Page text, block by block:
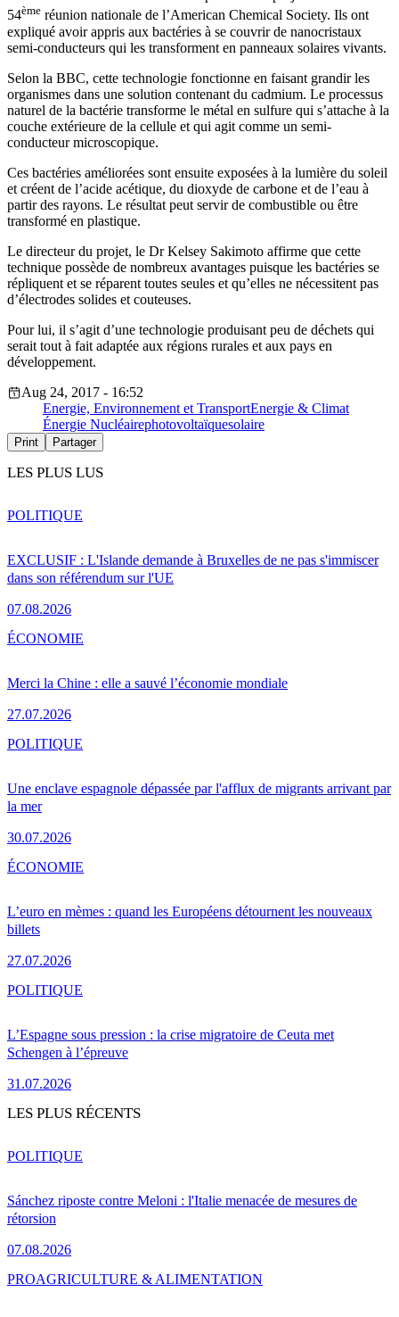
54ème réunion nationale de l’American Chemical Society. Ils ont
expliqué avoir appris aux bactéries à se couvrir de nanocristaux
semi-conducteurs qui les transforment en panneaux solaires vivants.
Selon la BBC, cette technologie fonctionne en faisant grandir les
organismes dans une solution contenant du cadmium. Le processus
naturel de la bactérie transforme le métal en sulfure qui s’attache à la
couche extérieure de la cellule et qui agit comme un semi-
conducteur microscopique.
Ces bactéries améliorées sont ensuite exposées à la lumière du soleil
et créent de l’acide acétique, du dioxyde de carbone et de l’eau à
partir des rayons. Le résultat peut servir de combustible ou être
transformé en plastique.
Le directeur du projet, le Dr Kelsey Sakimoto affirme que cette
technique possède de nombreux avantages puisque les bactéries se
répliquent et se réparent toutes seules et qu’elles ne nécessitent pas
d’électrodes solides et couteuses.
Pour lui, il s’agit d’une technologie produisant peu de déchets qui
serait tout à fait adaptée aux régions rurales et aux pays en
développement.
Aug 24, 2017 - 16:52
Energie, Environnement et TransportEnergie & Climat
Énergie Nucléairephotovoltaïquesolaire
Print Partager
LES PLUS LUS
EXCLUSIF : L'Islande demande à Bruxelles de ne pas s'immiscer
dans son référendum sur l'UE
07.08.2026
POLITIQUE
Merci la Chine : elle a sauvé l’économie mondiale
27.07.2026
ÉCONOMIE
Une enclave espagnole dépassée par l'afflux de migrants arrivant par
la mer
30.07.2026
POLITIQUE
L’euro en mèmes : quand les Européens détournent les nouveaux
billets
27.07.2026
ÉCONOMIE
L’Espagne sous pression : la crise migratoire de Ceuta met
Schengen à l’épreuve
31.07.2026
POLITIQUE
LES PLUS RÉCENTS
Sánchez riposte contre Meloni : l'Italie menacée de mesures de
rétorsion
07.08.2026
POLITIQUE
PROAGRICULTURE & ALIMENTATION